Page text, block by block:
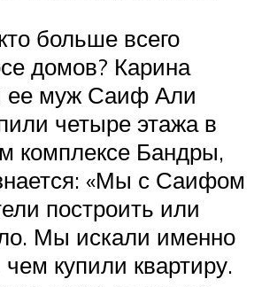
больше всего
домов? Карина
ее муж Саиф Али
четыре этажа в
комплексе Бандры,
«Мы с Саифом
построить или
Мы искали именно
купили квартиру.